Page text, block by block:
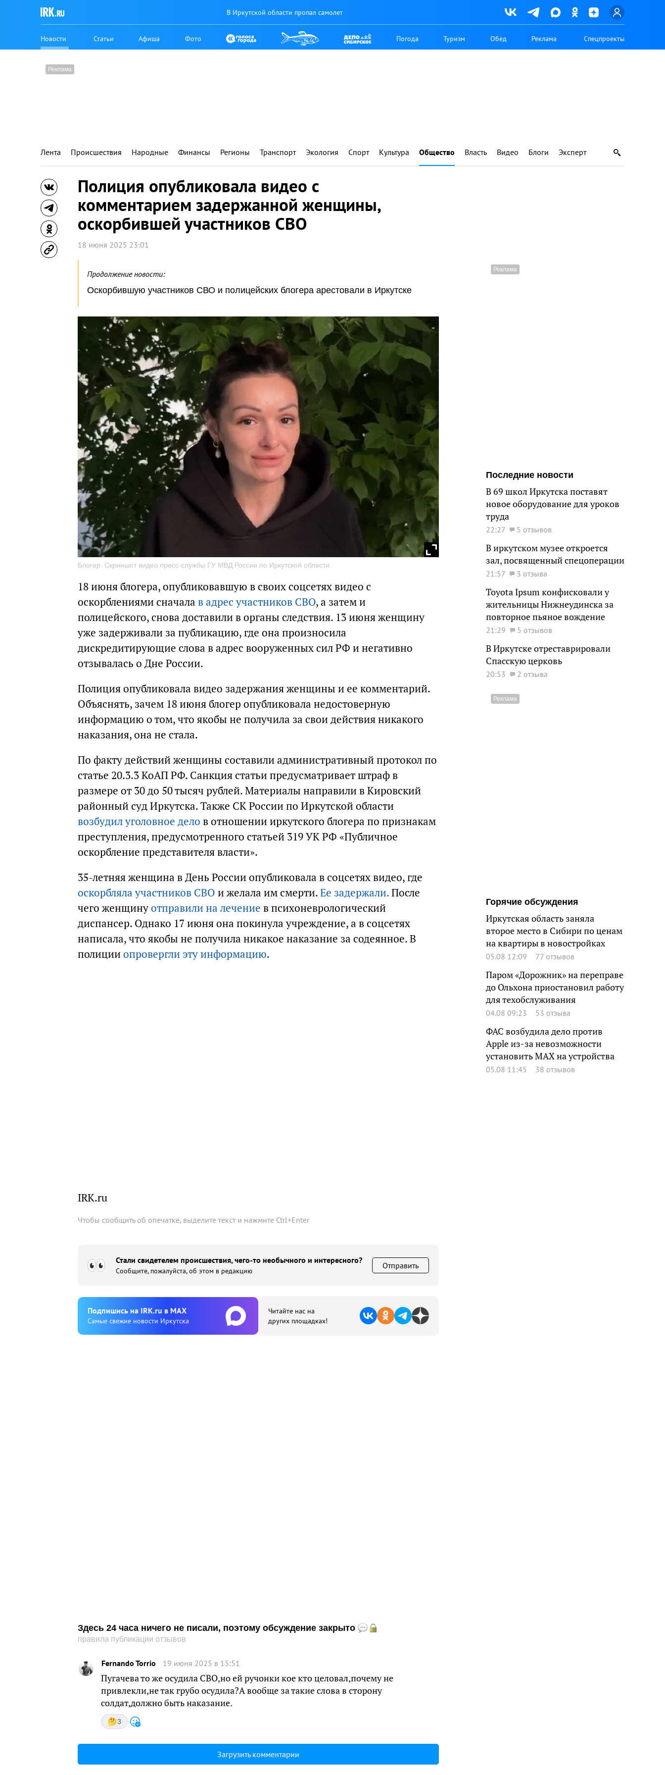
В Иркутской области пропал самолет
Новости Статьи Афиша Фото Погода Туризм Обед Реклама Спецпроекты
Лента Происшествия Народные Финансы Регионы Транспорт Экология Спорт Культура Общество Власть Видео Блоги Эксперт
Полиция опубликовала видео с
комментарием задержанной женщины,
оскорбившей участников СВО
18 июня 2025 23:01
Продолжение новости:
Оскорбившую участников СВО и полицейских блогера арестовали в Иркутске
Блогер. Скриншот видео пресс-службы ГУ МВД России по Иркутской области
18 июня блогера, опубликовавшую в своих соцсетях видео с
оскорблениями сначала в адрес участников СВО, а затем и
полицейского, снова доставили в органы следствия. 13 июня женщину
уже задерживали за публикацию, где она произносила
дискредитирующие слова в адрес вооруженных сил РФ и негативно
отзывалась о Дне России.
Полиция опубликовала видео задержания женщины и ее комментарий.
Объяснять, зачем 18 июня блогер опубликовала недостоверную
информацию о том, что якобы не получила за свои действия никакого
наказания, она не стала.
По факту действий женщины составили административный протокол по
статье 20.3.3 КоАП РФ. Санкция статьи предусматривает штраф в
размере от 30 до 50 тысяч рублей. Материалы направили в Кировский
районный суд Иркутска. Также СК России по Иркутской области
возбудил уголовное дело в отношении иркутского блогера по признакам
преступления, предусмотренного статьей 319 УК РФ «Публичное
оскорбление представителя власти».
35-летняя женщина в День России опубликовала в соцсетях видео, где
оскорбляла участников СВО и желала им смерти.Ее задержали.После
чего женщинуотправили на лечение в психоневрологический
диспансер. Однако 17 июня она покинула учреждение, а в соцсетях
написала, что якобы не получила никакое наказание за содеянное. В
полиции опровергли эту информацию.
IRK.ru
Чтобы сообщить об опечатке, выделите текст и нажмите Ctrl+Enter
Стали свидетелем происшествия, чего-то необычного и интересного?
Сообщите, пожалуйста, об этом в редакцию
Отправить
Подпишиcь на IRK.ru в MAX
Cамые свежие новости Иркутска
Читайте нас на
других площадках!
Здесь 24 часа ничего не писали, поэтому обсуждение закрыто
правила публикации отзывов
Fernando Torrio 19 июня 2025 в 15:51
Пугачева то же осудила СВО,но ей ручонки кое кто целовал,почему не
привлекли,не так грубо осудила?А вообще за такие слова в сторону
солдат,должно быть наказание.
3
Загрузить комментарии
Последние новости
В 69 школ Иркутска поставят
новое оборудование для уроков
труда
22:27 5 отзывов
В иркутском музее откроется
зал, посвященный спецоперации
21:57 3 отзыва
Toyota Ipsum конфисковали у
жительницы Нижнеудинска за
повторное пьяное вождение
21:29 5 отзывов
В Иркутске отреставрировали
Спасскую церковь
20:53 2 отзыва
Горячие обсуждения
Иркутская область заняла
второе место в Сибири по ценам
на квартиры в новостройках
05.08 12:09 77 отзывов
Паром «Дорожник» на переправе
до Ольхона приостановил работу
для техобслуживания
04.08 09:23 53 отзыва
ФАС возбудила дело против
Apple из-за невозможности
установить MAX на устройства
05.08 11:45 38 отзывов